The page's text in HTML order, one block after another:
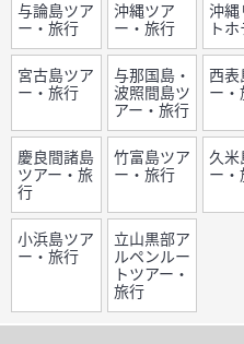
与論島ツア
ー・旅行
沖縄ツア
ー・旅行
沖縄
ト
宮古島ツア
ー・旅行
与那国島・
波照間島ツ
アー・旅行
西表
ー・
慶良間諸島
ツアー・旅
行
竹富島ツア
ー・旅行
久米
ー・
小浜島ツア
ー・旅行
立山黒部ア
ルペンルー
トツアー・
旅行